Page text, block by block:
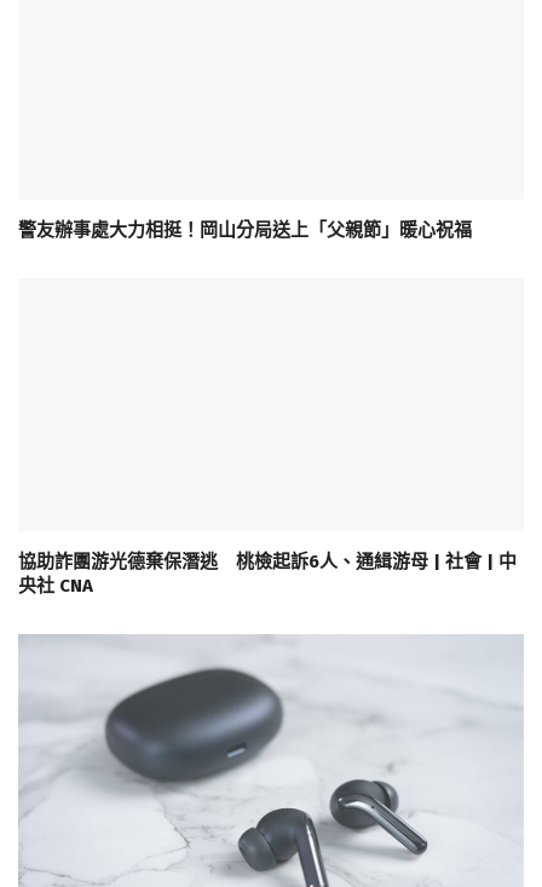
警友辦事處大力相挺！岡山分局送上「父親節」暖心祝福
協助詐團游光德棄保潛逃 桃檢起訴6人、通緝游母 | 社會 | 中
央社 CNA